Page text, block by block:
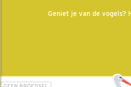
Geniet je van de vogels?